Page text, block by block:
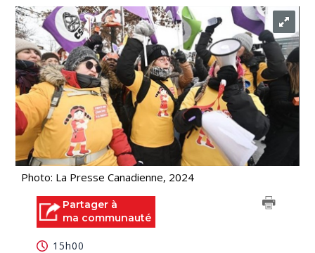
Photo: La Presse Canadienne, 2024
Partager à
ma communauté
15h00